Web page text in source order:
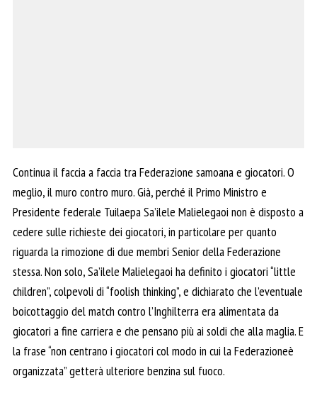
Continua il faccia a faccia tra Federazione samoana e giocatori. O
meglio, il muro contro muro. Già, perché il Primo Ministro e
Presidente federale Tuilaepa Sa’ilele Malielegaoi non è disposto a
cedere sulle richieste dei giocatori, in particolare per quanto
riguarda la rimozione di due membri Senior della Federazione
stessa. Non solo, Sa’ilele Malielegaoi ha definito i giocatori “little
children”, colpevoli di “foolish thinking”, e dichiarato che l’eventuale
boicottaggio del match contro l’Inghilterra era alimentata da
giocatori a fine carriera e che pensano più ai soldi che alla maglia. E
la frase “non centrano i giocatori col modo in cui la Federazioneè
organizzata” getterà ulteriore benzina sul fuoco.